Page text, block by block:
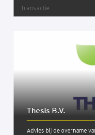
Transactie
The­sis B.V.
Advies bij de overname